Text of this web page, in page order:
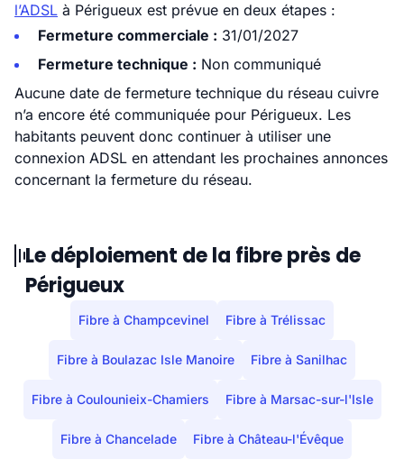
l’ADSL à Périgueux est prévue en deux étapes :
Fermeture commerciale : 31/01/2027
Fermeture technique : Non communiqué
Aucune date de fermeture technique du réseau cuivre
n’a encore été communiquée pour Périgueux. Les
habitants peuvent donc continuer à utiliser une
connexion ADSL en attendant les prochaines annonces
concernant la fermeture du réseau.
Le déploiement de la fibre près de
Périgueux
Fibre à Champcevinel Fibre à Trélissac
Fibre à Boulazac Isle Manoire Fibre à Sanilhac
Fibre à Coulounieix-Chamiers Fibre à Marsac-sur-l'Isle
Fibre à Chancelade Fibre à Château-l'Évêque